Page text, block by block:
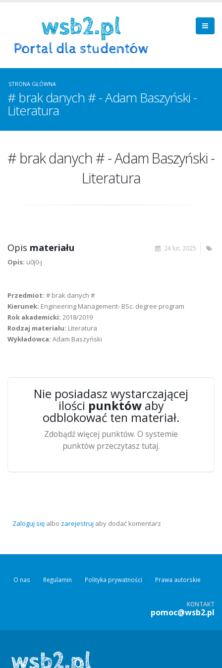
STRONA GŁÓWNA
# brak danych # - Adam Baszyński -
Literatura
# brak danych # - Adam Baszyński -
Literatura
24 lut, 2025
Opis materiału
Opis: u0j0-j
Przedmiot: # brak danych #
Kierunek: Engineering Management- BSc. degree program
Rok akademicki: 2018/2019
Rodzaj materialu: Literatura
Wykładowca: Adam Baszyński
Nie posiadasz wystarczającej
ilości punktówaby
odblokować ten materiał.
Zdobądź więcej punktów. O systemie
punktów przeczytasz tutaj.
Zaloguj się albo zarejestruj aby dodać komentarz
O nas Regulamin Polityka prywatności Prawa autorskie
KONTAKT
pomoc@wsb2.pl